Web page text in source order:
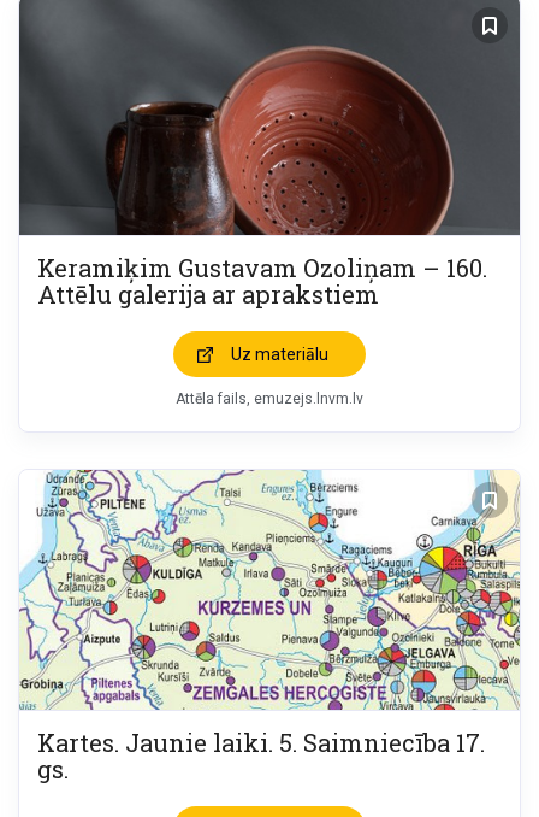
Keramiķim Gustavam Ozoliņam – 160.
Attēlu galerija ar aprakstiem
Uz materiālu
Attēla fails emuzejs.lnvm.lv
Kartes. Jaunie laiki. 5. Saimniecība 17.
gs.